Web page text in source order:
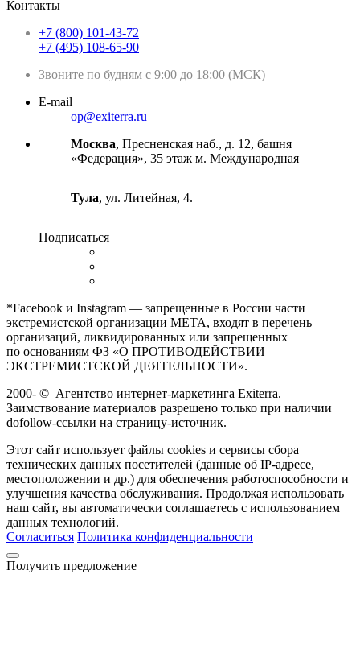
Контакты
+7 (800) 101-43-72
+7 (495) 108-65-90
Звоните по будням с 9:00 до 18:00 (МСК)
E-mail
op@exiterra.ru
Москва, Пресненская наб., д. 12, башня
«Федерация», 35 этаж м. Международная
Тула, ул. Литейная, 4.
Подписаться
*Facebook и Instagram — запрещенные в России части
экстремистской организации META, входят в перечень
организаций, ликвидированных или запрещенных
по основаниям ФЗ «О ПРОТИВОДЕЙСТВИИ
ЭКСТРЕМИСТСКОЙ ДЕЯТЕЛЬНОСТИ».
2000- © Агентство интернет-маркетинга Exiterra.
Заимствование материалов разрешено только при наличии
dofollow-ссылки на страницу-источник.
Этот сайт использует файлы cookies и сервисы сбора
технических данных посетителей (данные об IP-адресе,
местоположении и др.) для обеспечения работоспособности и
улучшения качества обслуживания. Продолжая использовать
наш сайт, вы автоматически соглашаетесь с использованием
данных технологий.
Согласиться Политика конфиденциальности
Получить предложение